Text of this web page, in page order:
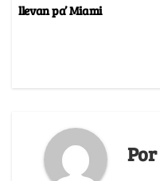
llevan pa’ Miami
Por